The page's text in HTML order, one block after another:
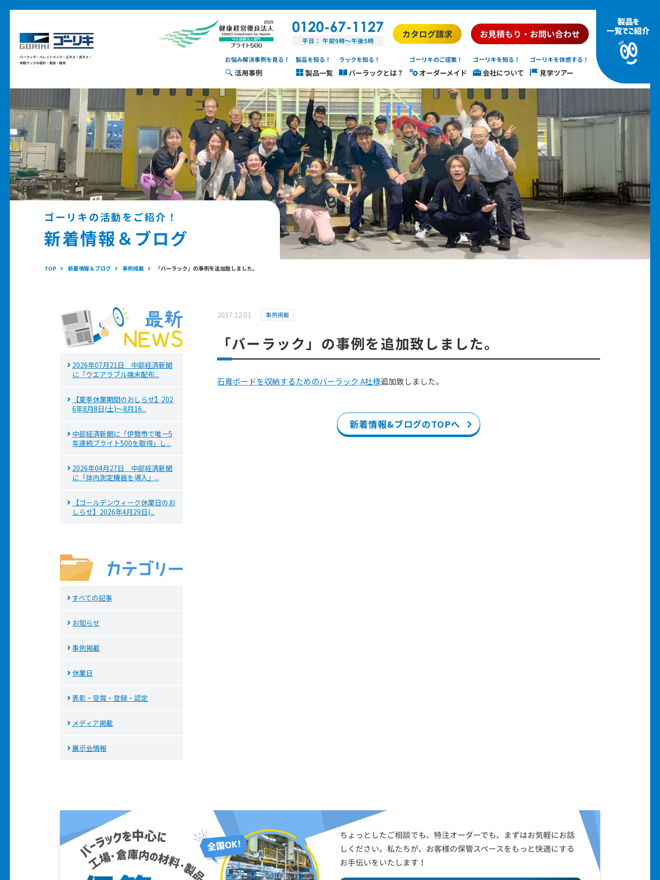
お悩み解決事例を見る！
活用事例
製品を知る！
製品一覧
ラックを知る！
バーラックとは？
ゴーリキのご提案！
オーダーメイド
ゴーリキを知る！
会社について
ゴーリキを体感する！
見学ツアー
ゴーリキの活動をご紹介！
新着情報＆ブログ
TOP 新着情報＆ブログ 事例掲載 「バーラック」の事例を追加致しました。
2017.12.01 事例掲載
「バーラック」の事例を追加致しました。
石膏ボードを収納するためのバーラック A社様追加致しました。
新着情報&ブログのTOPへ
2026年07月21日 中部経済新聞
に「ウエアラブル端末配布...
【夏季休業期間のおしらせ】202
6年8月8日(土)～8月16...
中部経済新聞に「伊勢市で唯一5
年連続ブライト500を取得」し...
2026年04月27日 中部経済新聞
に「体内測定機器を導入」...
【ゴールデンウィーク休業日のお
しらせ】2026年4月29日(...
すべての記事
お知らせ
事例掲載
休業日
表彰・受賞・登録・認定
メディア掲載
展示会情報